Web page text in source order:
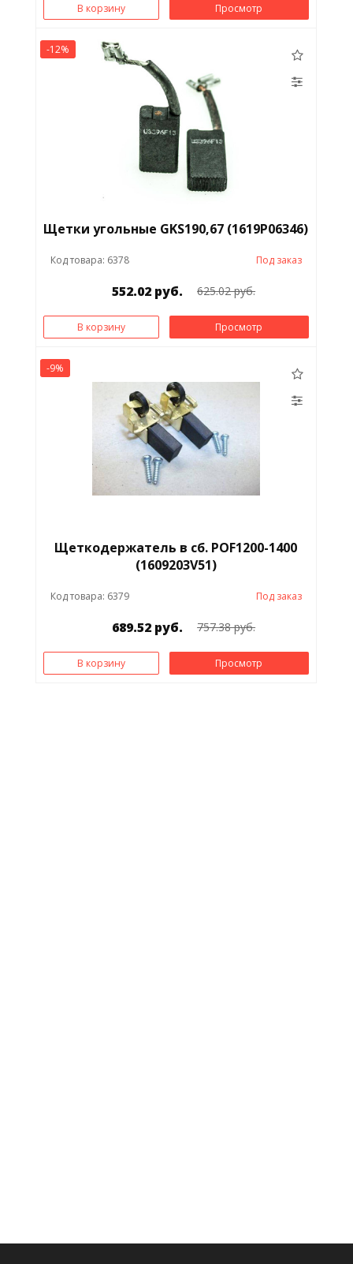
В корзину Просмотр
-12%
Щетки угольные GKS190,67 (1619P06346)
Код товара: 6378 Под заказ
552.02 руб. 625.02 руб.
В корзину Просмотр
-9%
Щеткодержатель в сб. POF1200-1400
(1609203V51)
Код товара: 6379 Под заказ
689.52 руб. 757.38 руб.
В корзину Просмотр